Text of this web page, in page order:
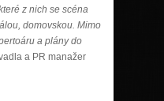
z nich se scéna
domovskou. Mimo
a plány do
a PR manažer